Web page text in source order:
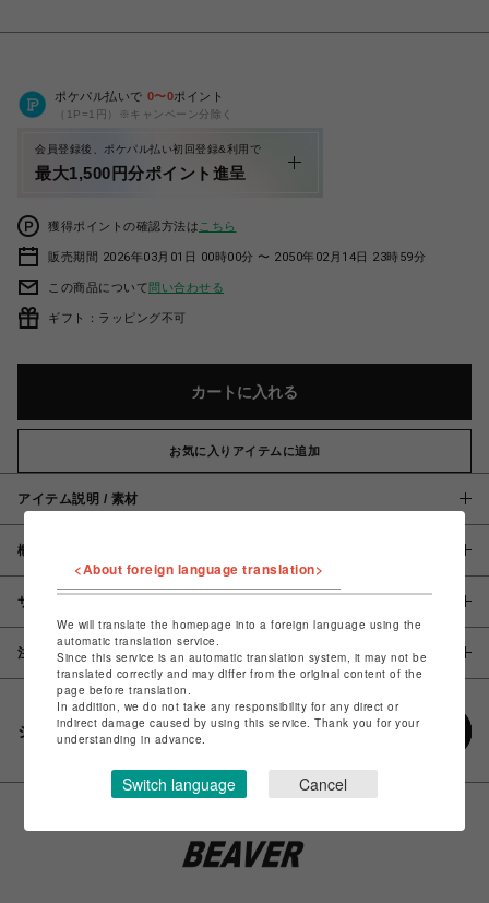
ポケパル払いで 0〜0ポイント
（1P=1円）※キャンペーン分除く
会員登録後、ポケパル払い初回登録&利用で
最大1,500円分ポイント進呈
獲得ポイントの確認方法は こちら
販売期間 2026年03月01日 00時00分 〜 2050年02月14日 23時59分
この商品について問い合わせる
ギフト：ラッピング不可
カートに入れる
お気に入りアイテムに追加
アイテム説明 / 素材
概要
サイズ
注意事項
シェアする
<About foreign language translation>
We will translate the homepage into a foreign language using the
automatic translation service.
Since this service is an automatic translation system, it may not be
translated correctly and may differ from the original content of the
page before translation.
In addition, we do not take any responsibility for any direct or
indirect damage caused by using this service. Thank you for your
understanding in advance.
Switch language Cancel